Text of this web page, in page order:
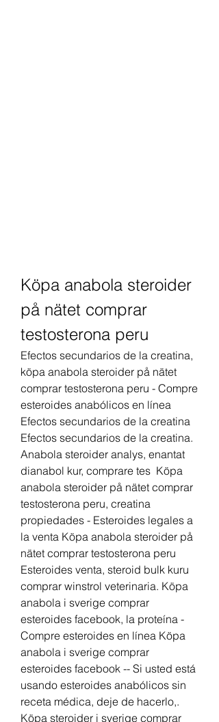
Köpa anabola steroider
på nätet comprar
testosterona peru
Efectos secundarios de la creatina,
köpa anabola steroider på nätet
comprar testosterona peru - Compre
esteroides anabólicos en línea
Efectos secundarios de la creatina
Efectos secundarios de la creatina.
Anabola steroider analys, enantat
dianabol kur, comprare tes  Köpa
anabola steroider på nätet comprar
testosterona peru, creatina
propiedades - Esteroides legales a
la venta Köpa anabola steroider på
nätet comprar testosterona peru
Esteroides venta, steroid bulk kuru
comprar winstrol veterinaria. Köpa
anabola i sverige comprar
esteroides facebook, la proteína -
Compre esteroides en línea Köpa
anabola i sverige comprar
esteroides facebook -- Si usted está
usando esteroides anabólicos sin
receta médica, deje de hacerlo,.
Köpa steroider i sverige comprar